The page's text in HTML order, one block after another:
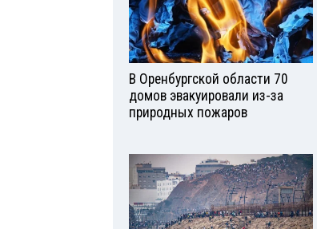
В Оренбургской области 70
домов эвакуировали из-за
природных пожаров